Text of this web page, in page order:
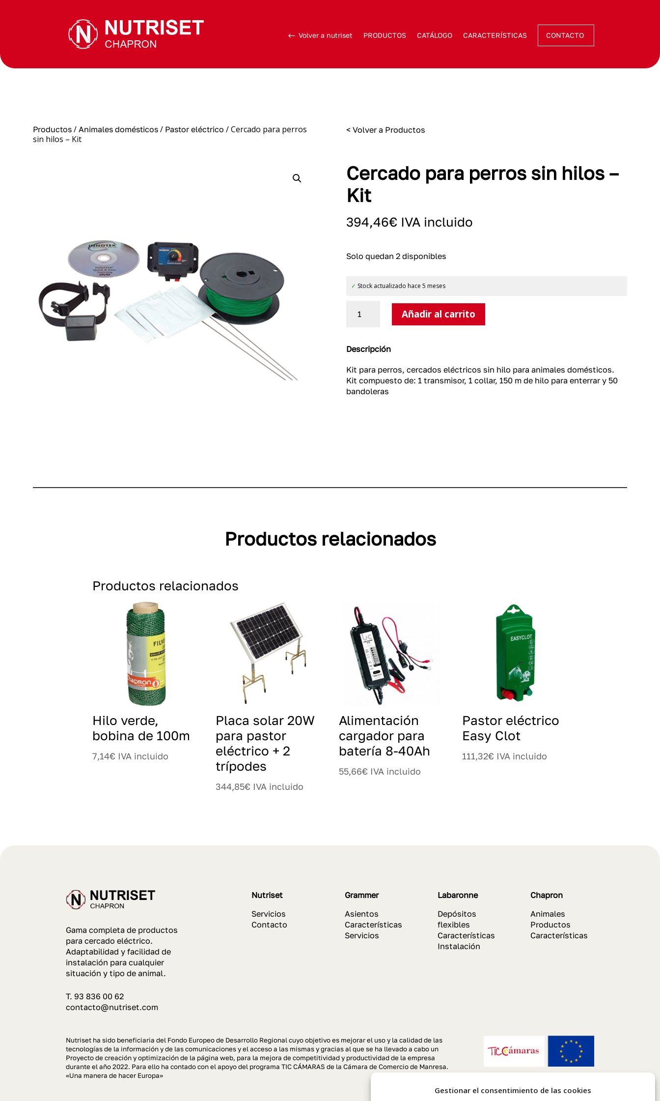
Gestionar el consentimiento de las cookies
Volver a nutriset PRODUCTOS CATÁLOGO CARACTERÍSTICAS CONTACTO
Productos /Animales domésticos / Pastor eléctrico / Cercado para perros
sin hilos – Kit
< Volver a Productos
Cercado para perros sin hilos –
Kit
394,46€ IVA incluido
Solo quedan 2 disponibles
✓ Stock actualizado hace 5 meses
para
hilos
-
Kit
cantidad
Añadir al carrito
Descripción
Kit para perros, cercados eléctricos sin hilo para animales domésticos.
Kit compuesto de: 1 transmisor, 1 collar, 150 m de hilo para enterrar y 50
bandoleras
Productos relacionados
Productos relacionados
Hilo verde,
bobina de 100m
7,14€ IVA incluido
Placa solar 20W
para pastor
eléctrico + 2
trípodes
344,85€ IVA incluido
Alimentación
cargador para
batería 8-40Ah
55,66€ IVA incluido
Pastor eléctrico
Easy Clot
111,32€ IVA incluido
Gama completa de productos
para cercado eléctrico.
Adaptabilidad y facilidad de
instalación para cualquier
situación y tipo de animal.
T. 93 836 00 62
contacto@nutriset.com
Nutriset
Servicios
Contacto
Grammer
Asientos
Características
Servicios
Labaronne
Depósitos
flexibles
Características
Instalación
Chapron
Animales
Productos
Características
Nutriset ha sido beneficiaria del Fondo Europeo de Desarrollo Regional cuyo objetivo es mejorar el uso y la calidad de las
tecnologías de la información y de las comunicaciones y el acceso a las mismas y gracias al que se ha llevado a cabo un
Proyecto de creación y optimización de la página web, para la mejora de competitividad y productividad de la empresa
durante el año 2022. Para ello ha contado con el apoyo del programa TIC CÁMARAS de la Cámara de Comercio de Manresa.
«Una manera de hacer Europa»